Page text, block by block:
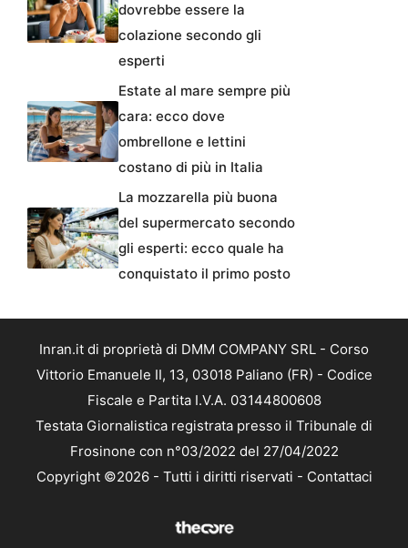
dovrebbe essere la
colazione secondo gli
esperti
Estate al mare sempre più
cara: ecco dove
ombrellone e lettini
costano di più in Italia
La mozzarella più buona
del supermercato secondo
gli esperti: ecco quale ha
conquistato il primo posto
Inran.it di proprietà di DMM COMPANY SRL - Corso
Vittorio Emanuele II, 13, 03018 Paliano (FR) - Codice
Fiscale e Partita I.V.A. 03144800608
Testata Giornalistica registrata presso il Tribunale di
Frosinone con n°03/2022 del 27/04/2022
Copyright ©2026 - Tutti i diritti riservati - Contattaci